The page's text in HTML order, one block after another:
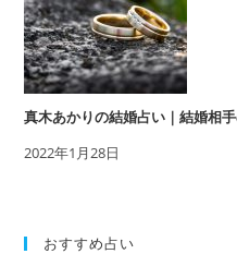
真木あかりの結婚占い｜結婚相
2022年1月28日
おすすめ占い